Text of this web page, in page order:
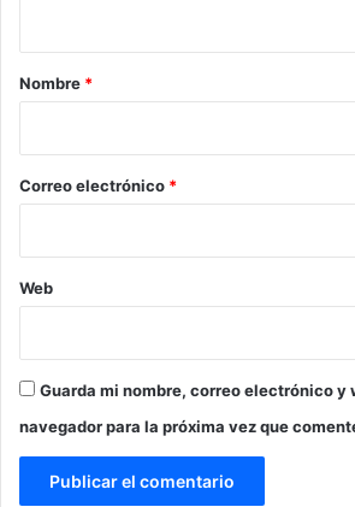
r
*
Nombre *
Correo electrónico *
Web
Guarda mi nombre, correo electrónico y
navegador para la próxima vez que